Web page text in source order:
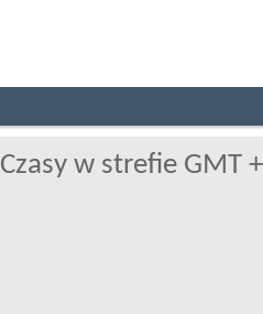
Czasy w strefie GMT